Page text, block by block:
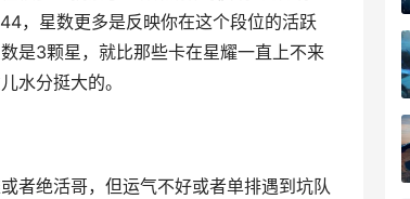
，星数更多是反映你在这个段位的活跃
是3颗星，就比那些卡在星耀一直上不来
水分挺大的。
者绝活哥，但运气不好或者单排遇到坑队